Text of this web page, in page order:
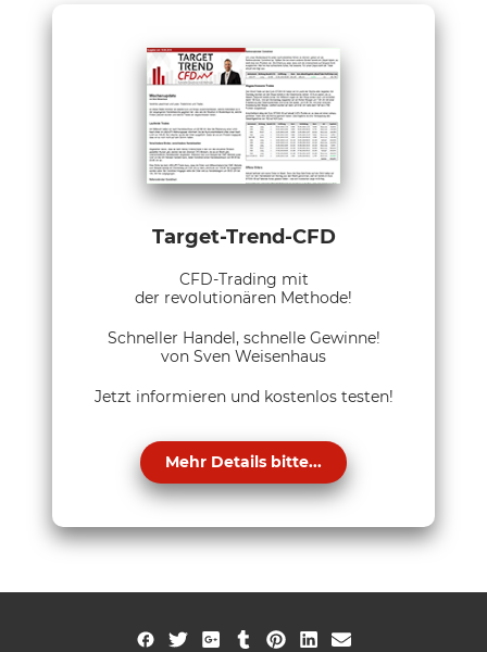
Target-Trend-CFD
CFD-Trading mit
der revolutionären Methode!
Schneller Handel, schnelle Gewinne!
von Sven Weisenhaus
Jetzt informieren und kostenlos testen!
Mehr Details bitte...